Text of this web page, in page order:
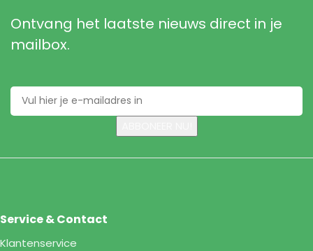
Ontvang het laatste nieuws direct in je
mailbox.
Service & Contact
Klantenservice